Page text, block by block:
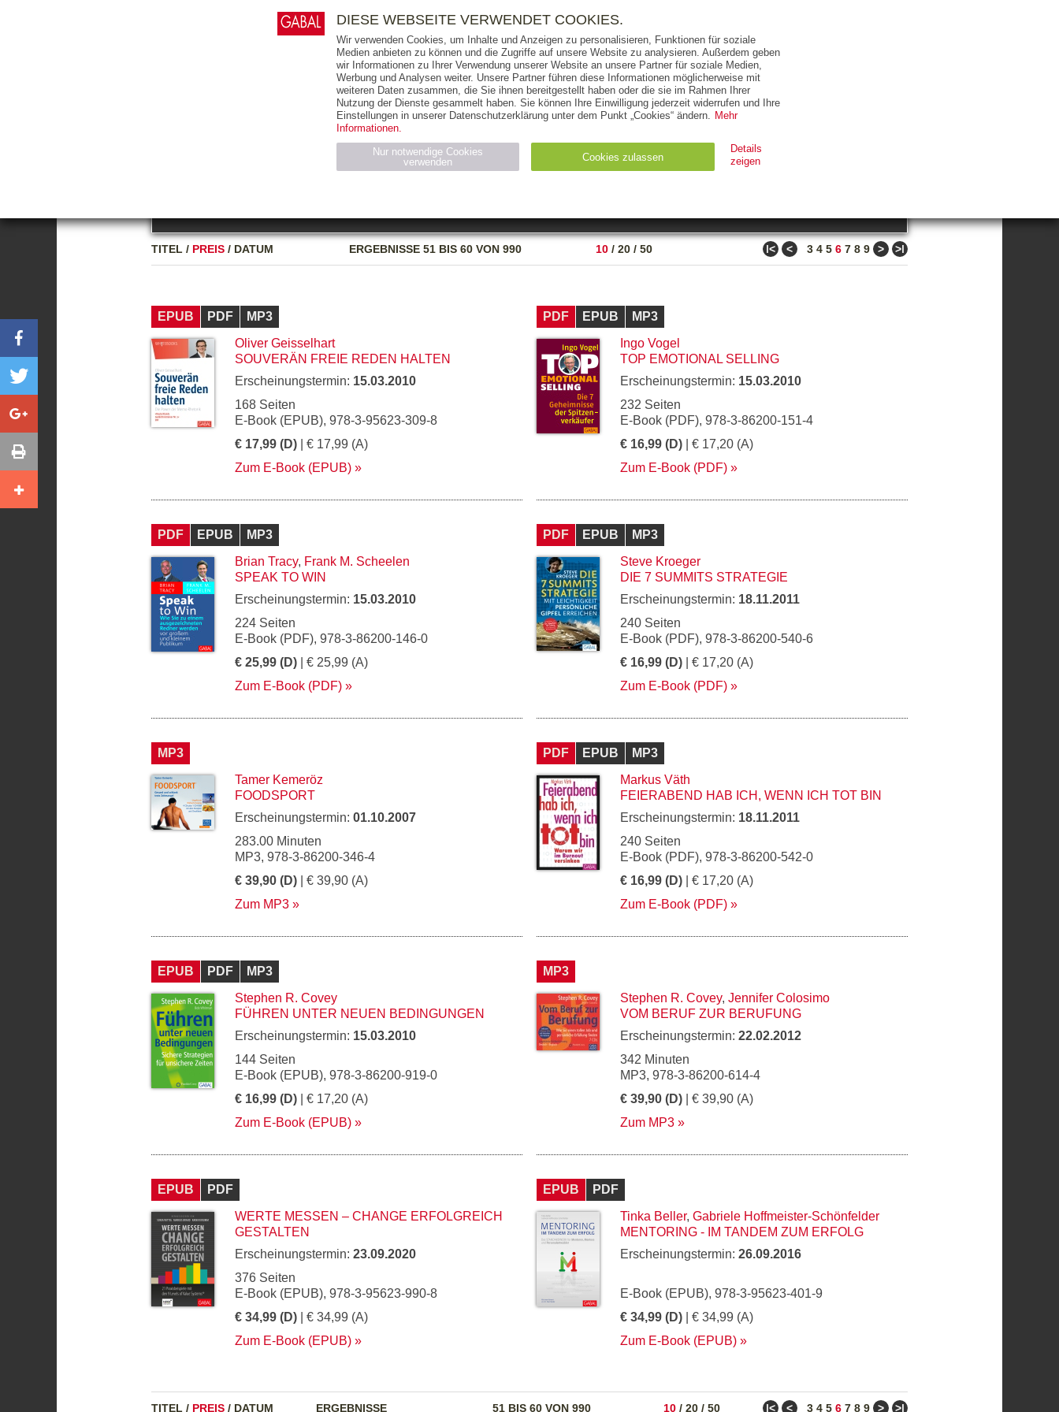
AUSGABEART AUS DER REIHE ZUM THEMA
TITEL / PREIS / DATUM ERGEBNISSE51 BIS 60 VON 990 10 / 20 / 50 ǀ< < 3 4 5 6 7 8 9 > >ǀ
EPUB PDF
MP3
Oliver Geisselhart
SOUVERÄN FREIE REDEN HALTEN
Erscheinungstermin: 15.03.2010
168 Seiten
E-Book (EPUB), 978-3-95623-309-8
€ 17,99 (D) | € 17,99 (A)
Zum E-Book (EPUB)
PDF EPUB
MP3
Ingo Vogel
TOP EMOTIONAL SELLING
Erscheinungstermin: 15.03.2010
232 Seiten
E-Book (PDF), 978-3-86200-151-4
€ 16,99 (D) | € 17,20 (A)
Zum E-Book (PDF)
PDF EPUB
MP3
Brian Tracy, Frank M. Scheelen
SPEAK TO WIN
Erscheinungstermin: 15.03.2010
224 Seiten
E-Book (PDF), 978-3-86200-146-0
€ 25,99 (D) | € 25,99 (A)
Zum E-Book (PDF)
PDF EPUB
MP3
Steve Kroeger
DIE 7 SUMMITS STRATEGIE
Erscheinungstermin: 18.11.2011
240 Seiten
E-Book (PDF), 978-3-86200-540-6
€ 16,99 (D) | € 17,20 (A)
Zum E-Book (PDF)
MP3
Tamer Kemeröz
FOODSPORT
Erscheinungstermin: 01.10.2007
283.00 Minuten
MP3, 978-3-86200-346-4
€ 39,90 (D) | € 39,90 (A)
Zum MP3
PDF EPUB
MP3
Markus Väth
FEIERABEND HAB ICH, WENN ICH TOT BIN
Erscheinungstermin: 18.11.2011
240 Seiten
E-Book (PDF), 978-3-86200-542-0
€ 16,99 (D) | € 17,20 (A)
Zum E-Book (PDF)
EPUB PDF
MP3
Stephen R. Covey
FÜHREN UNTER NEUEN BEDINGUNGEN
Erscheinungstermin: 15.03.2010
144 Seiten
E-Book (EPUB), 978-3-86200-919-0
€ 16,99 (D) | € 17,20 (A)
Zum E-Book (EPUB)
MP3
Stephen R. Covey, Jennifer Colosimo
VOM BERUF ZUR BERUFUNG
Erscheinungstermin: 22.02.2012
342 Minuten
MP3, 978-3-86200-614-4
€ 39,90 (D) | € 39,90 (A)
Zum MP3
EPUB
PDF
WERTE MESSEN – CHANGE ERFOLGREICH
GESTALTEN
Erscheinungstermin: 23.09.2020
376 Seiten
E-Book (EPUB), 978-3-95623-990-8
€ 34,99 (D) | € 34,99 (A)
Zum E-Book (EPUB)
EPUB
PDF
Tinka Beller, Gabriele Hoffmeister-Schönfelder
MENTORING - IM TANDEM ZUM ERFOLG
Erscheinungstermin: 26.09.2016
E-Book (EPUB), 978-3-95623-401-9
€ 34,99 (D) | € 34,99 (A)
Zum E-Book (EPUB)
TITEL / PREIS / DATUM ERGEBNISSE 51 BIS 60 VON 990 10/ 20/ 50 ǀ< < 3 4 5 6 7 8 9 > >ǀ
E-BOOKS AUDIO-CDS MP3 NON-BOOKS
THEMEN AUTOREN VERLAG
RIGHTS PRESSE HANDEL FÜR UNTERNEHMEN
DIESE WEBSEITE VERWENDET COOKIES.
Wir verwenden Cookies, um Inhalte und Anzeigen zu personalisieren, Funktionen für soziale
Medien anbieten zu können und die Zugriffe auf unsere Website zu analysieren. Außerdem geben
wir Informationen zu Ihrer Verwendung unserer Website an unsere Partner für soziale Medien,
Werbung und Analysen weiter. Unsere Partner führen diese Informationen möglicherweise mit
weiteren Daten zusammen, die Sie ihnen bereitgestellt haben oder die sie im Rahmen Ihrer
Nutzung der Dienste gesammelt haben. Sie können Ihre Einwilligung jederzeit widerrufen und Ihre
Einstellungen in unserer Datenschutzerklärung unter dem Punkt „Cookies“ ändern. Mehr
Informationen.
Nur notwendige Cookies
verwenden
Cookies zulassen
Details
zeigen
Name Anbieter Zweck Ablauf
Typ
CMS_SESSION_ID
gabal-
Wird für die Speicherung der Benutzer-Session verwendet HTTP